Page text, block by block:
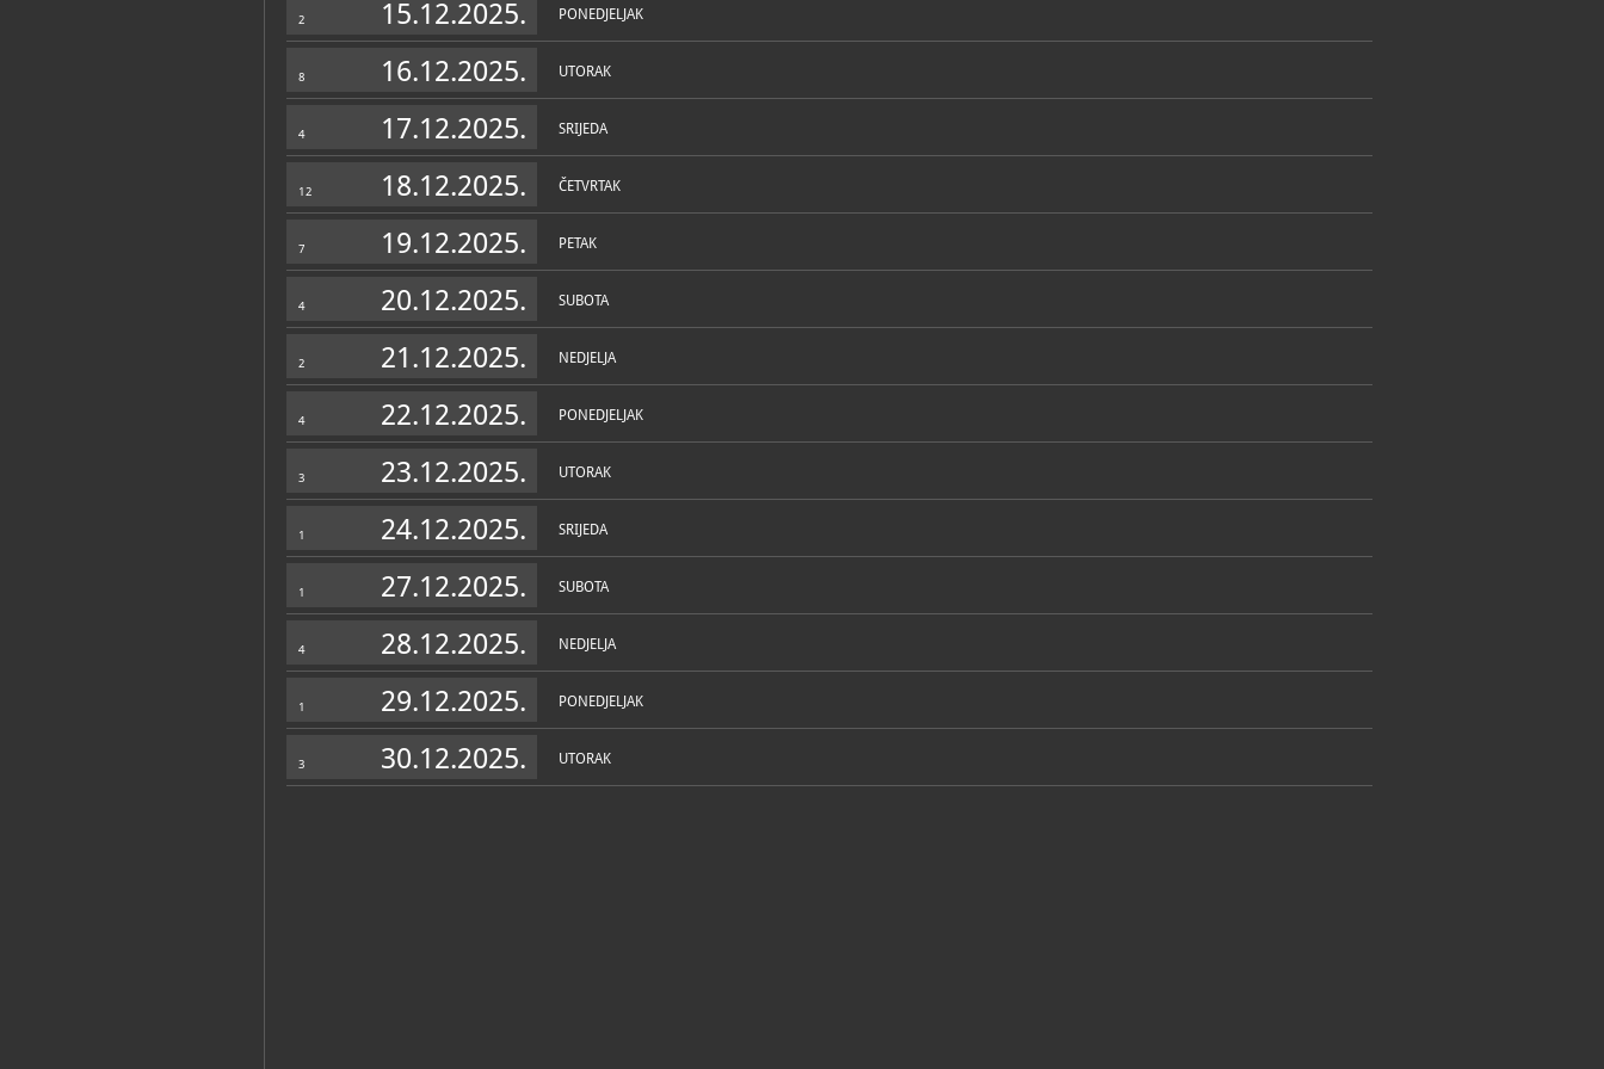
2 15.12.2025. PONEDJELJAK
8 16.12.2025. UTORAK
4 17.12.2025. SRIJEDA
12 18.12.2025. ČETVRTAK
7 19.12.2025. PETAK
4 20.12.2025. SUBOTA
2 21.12.2025. NEDJELJA
4 22.12.2025. PONEDJELJAK
3 23.12.2025. UTORAK
1 24.12.2025. SRIJEDA
1 27.12.2025. SUBOTA
4 28.12.2025. NEDJELJA
1 29.12.2025. PONEDJELJAK
3 30.12.2025. UTORAK